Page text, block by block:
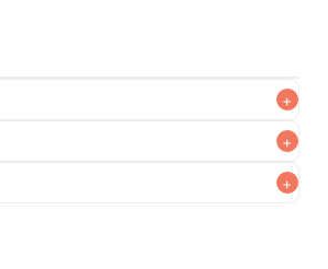
+
+
+
がりください。